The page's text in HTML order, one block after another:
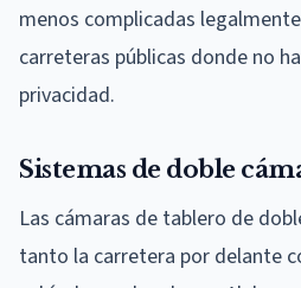
menos complicadas
carreteras públicas donde no
privacidad.
Sistemas de doble
Las cámaras de tablero de
tanto la carretera por delante